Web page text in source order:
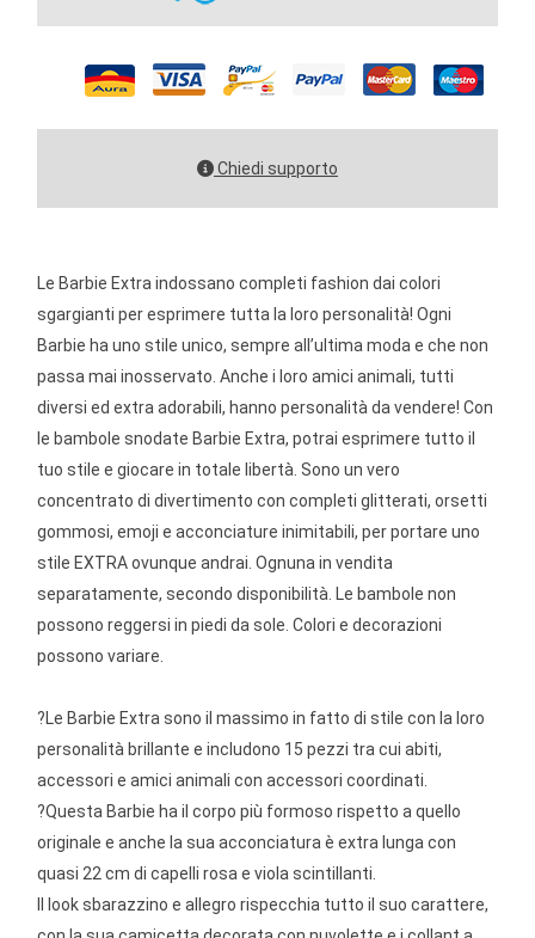
Chiedi supporto
Le Barbie Extra indossano completi fashion dai colori
sgargianti per esprimere tutta la loro personalità! Ogni
Barbie ha uno stile unico, sempre all’ultima moda e che non
passa mai inosservato. Anche i loro amici animali, tutti
diversi ed extra adorabili, hanno personalità da vendere! Con
le bambole snodate Barbie Extra, potrai esprimere tutto il
tuo stile e giocare in totale libertà. Sono un vero
concentrato di divertimento con completi glitterati, orsetti
gommosi, emoji e acconciature inimitabili, per portare uno
stile EXTRA ovunque andrai. Ognuna in vendita
separatamente, secondo disponibilità. Le bambole non
possono reggersi in piedi da sole. Colori e decorazioni
possono variare.
?Le Barbie Extra sono il massimo in fatto di stile con la loro
personalità brillante e includono 15 pezzi tra cui abiti,
accessori e amici animali con accessori coordinati.
?Questa Barbie ha il corpo più formoso rispetto a quello
originale e anche la sua acconciatura è extra lunga con
quasi 22 cm di capelli rosa e viola scintillanti.
Il look sbarazzino e allegro rispecchia tutto il suo carattere,